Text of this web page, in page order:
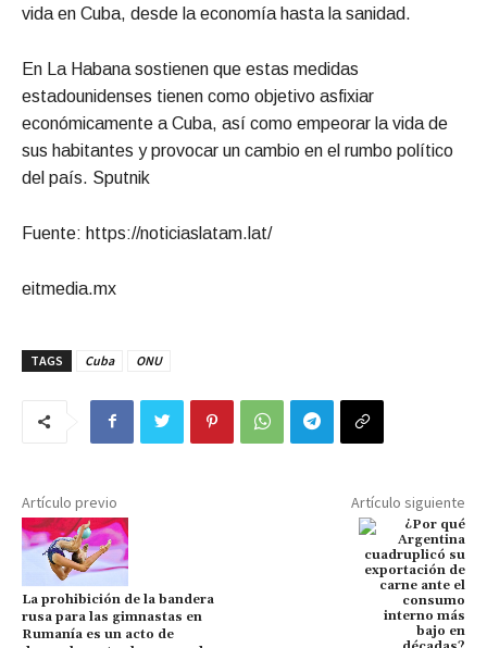
vida en Cuba, desde la economía hasta la sanidad.
En La Habana sostienen que estas medidas
estadounidenses tienen como objetivo asfixiar
económicamente a Cuba, así como empeorar la vida de
sus habitantes y provocar un cambio en el rumbo político
del país. Sputnik
Fuente: https://noticiaslatam.lat/
eitmedia.mx
TAGS Cuba ONU
Artículo previo
La prohibición de la bandera
rusa para las gimnastas en
Rumanía es un acto de
Artículo siguiente